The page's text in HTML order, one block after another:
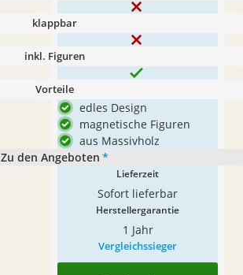
klappbar
inkl. Figuren
Vorteile
edles Design
magnetische Figuren
aus Massivholz
Zu den Angeboten *
Lieferzeit
Sofort lieferbar
Herstellergarantie
1 Jahr
Vergleichssieger